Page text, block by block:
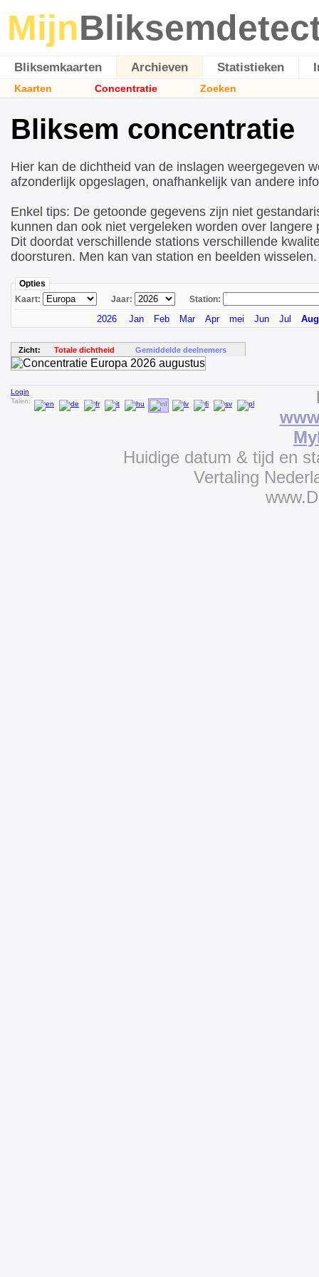
Mijn
Bliksemkaarten Archieven Statistieken
Kaarten Concentratie Zoeken
Bliksem concentratie
Hier kan de dichtheid van de inslagen weergegeven
afzonderlijk opgeslagen, onafhankelijk van andere
Enkel tips: De getoonde gegevens zijn niet
kunnen dan ook niet vergeleken worden over langere
Dit doordat verschillende stations verschillende
doorsturen. Men kan van station en beelden wisselen.
Opties
Kaart:
Jaar: Station:
2026 Jan Feb Mar Apr mei Jun Jul Aug
Zicht: Totale dichtheid Gemiddelde deelnemers
Login
Talen:
Huidige datum & tijd en
Vertaling